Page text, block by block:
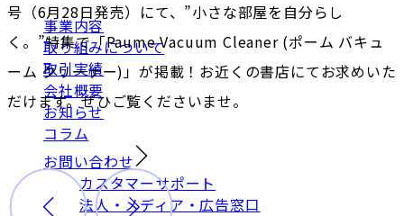
事業内容
取り組みについて
取引実績
会社概要
お知らせ
コラム
お問い合わせ
カスタマーサポート
法人・メディア・広告窓口
号（6月28日発売）にて、”小さな部屋を自分らし
く。”特集で「Paume Vacuum Cleaner (ポーム バキュ
ーム クリーナー)」が掲載！お近くの書店にてお求めいた
だけます。ぜひご覧くださいませ。